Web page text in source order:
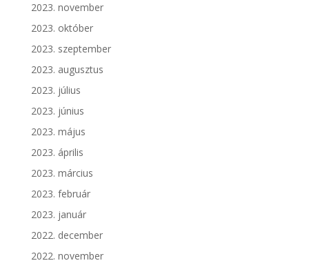
2023. november
2023. október
2023. szeptember
2023. augusztus
2023. július
2023. június
2023. május
2023. április
2023. március
2023. február
2023. január
2022. december
2022. november